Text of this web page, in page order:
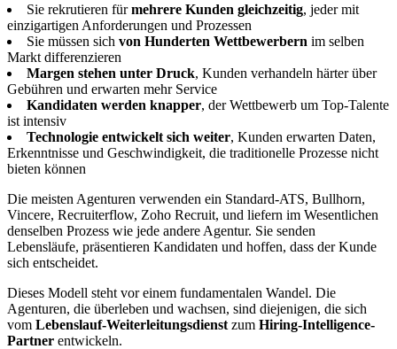
Sie rekrutieren fürmehrere Kunden gleichzeitig, jeder mit
einzigartigen Anforderungen und Prozessen
Sie müssen sich von Hunderten Wettbewerbern im selben
Markt differenzieren
Margen stehen unter Druck, Kunden verhandeln härter über
Gebühren und erwarten mehr Service
Kandidaten werden knapper, der Wettbewerb um Top-Talente
ist intensiv
Technologie entwickelt sich weiter, Kunden erwarten Daten,
Erkenntnisse und Geschwindigkeit, die traditionelle Prozesse nicht
bieten können
Die meisten Agenturen verwenden ein Standard-ATS, Bullhorn,
Vincere, Recruiterflow, Zoho Recruit, und liefern im Wesentlichen
denselben Prozess wie jede andere Agentur. Sie senden
Lebensläufe, präsentieren Kandidaten und hoffen, dass der Kunde
sich entscheidet.
Dieses Modell steht vor einem fundamentalen Wandel. Die
Agenturen, die überleben und wachsen, sind diejenigen, die sich
vom Lebenslauf-Weiterleitungsdienst zum Hiring-Intelligence-
Partner entwickeln.